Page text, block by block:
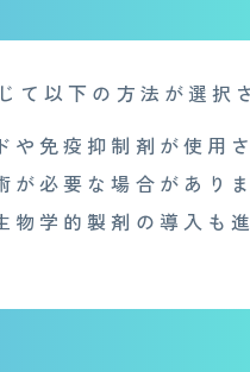
て以下の方法が選択
や免疫抑制剤が使用
が必要な場合がありま
物学的製剤の導入も
定商取引法に基づく表記